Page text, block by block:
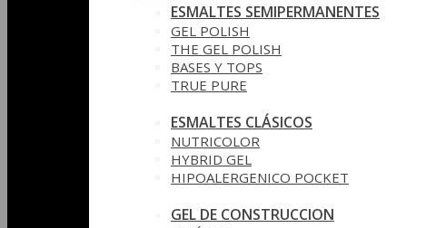
ESMALTES SEMIPERMANENTES
GEL POLISH
THE GEL POLISH
BASES Y‎ TOPS
TRUE PURE
ESMALTES CLÁSICOS
NUTRICOLOR
HYBRID GEL
HIPOALERGENICO POCKET
GEL DE CONSTRUCCION